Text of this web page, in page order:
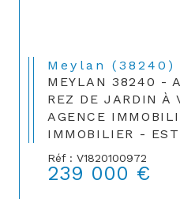
Meylan (38240)
MEYLAN 38240 -
REZ DE JARDIN À
AGENCE
IMMOBILIER -
Réf : V1820100972
239 000 €